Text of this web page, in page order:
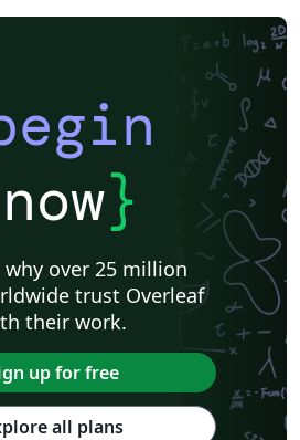
now}
why over 25 million
trust Overleaf
their work.
up for free
all plans